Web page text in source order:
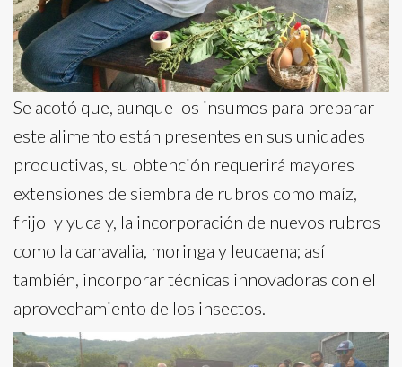
Se acotó que, aunque los insumos para preparar
este alimento están presentes en sus unidades
productivas, su obtención requerirá mayores
extensiones de siembra de rubros como maíz,
frijol y yuca y, la incorporación de nuevos rubros
como la canavalia, moringa y leucaena; así
también, incorporar técnicas innovadoras con el
aprovechamiento de los insectos.